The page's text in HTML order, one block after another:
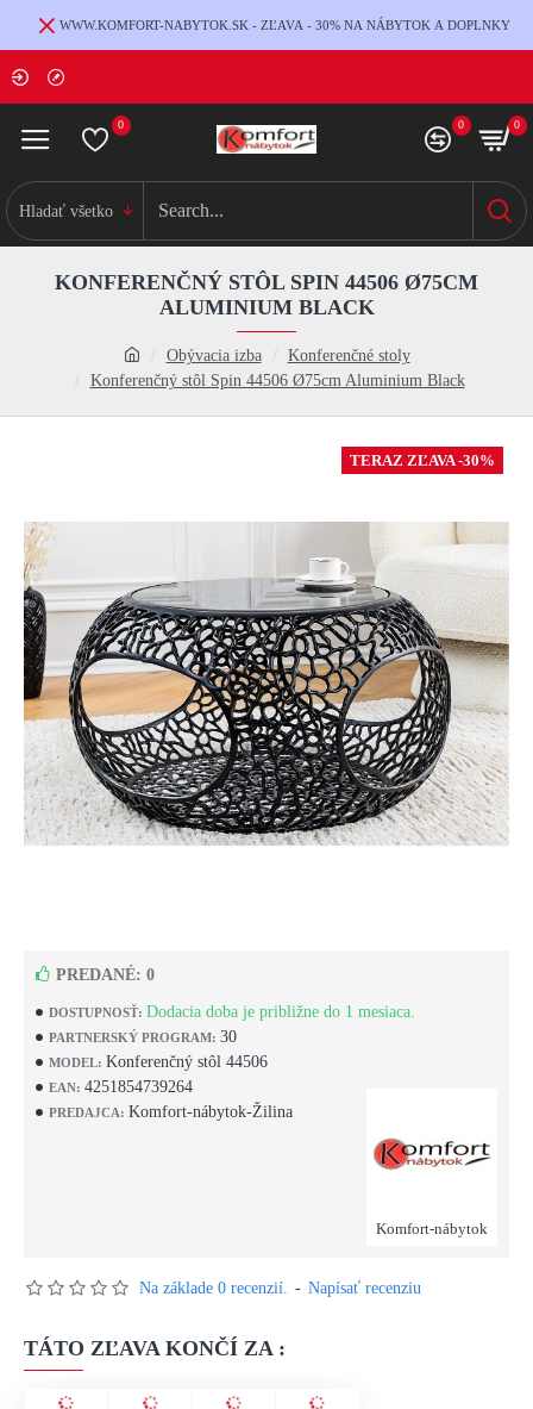
WWW.KOMFORT-NABYTOK.SK - ZĽAVA - 30% NA NÁBYTOK A DOPLNKY
0 0 0
Hladať všetko
Obývacia izba
Konferenčné stoly
Konferenčný stôl Spin 44506 Ø75cm Aluminium Black
KONFERENČNÝ STÔL SPIN 44506 Ø75CM
ALUMINIUM BLACK
TERAZ ZĽAVA -30%
DOSTUPNOSŤ: Dodacia doba je približne do 1 mesiaca.
PARTNERSKÝ PROGRAM: 30
MODEL: Konferenčný stôl 44506
EAN: 4251854739264
PREDAJCA: Komfort-nábytok-Žilina
Komfort-nábytok
PREDANÉ: 0
Na základe 0 recenzií. - Napísať recenziu
TÁTO ZĽAVA KONČÍ ZA :